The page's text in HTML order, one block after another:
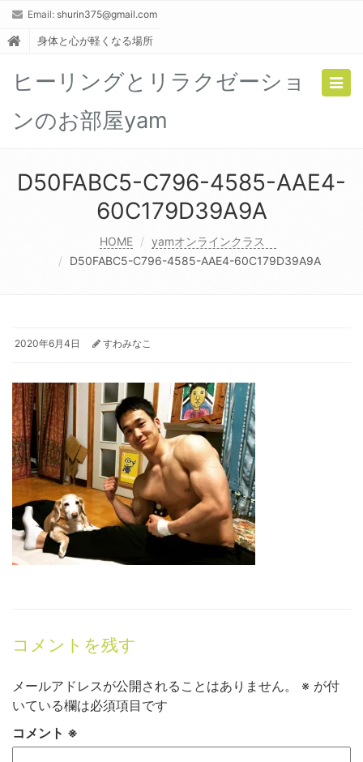
Email: shurin375@gmail.com
身体と心が軽くなる場所
ヒーリングとリラクゼーショ
ンのお部屋yam
D50FABC5-C796-4585-AAE4-
60C179D39A9A
HOME
yamオンラインクラス
D50FABC5-C796-4585-AAE4-60C179D39A9A
2020年6月4日 すわみなこ
コメントを残す
メールアドレスが公開されることはありません。 ※ が付
いている欄は必須項目です
コメント ※